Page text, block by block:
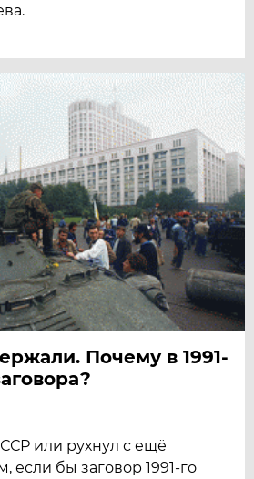
Почему в 1991-
или рухнул с ещё
если бы заговор 1991-го